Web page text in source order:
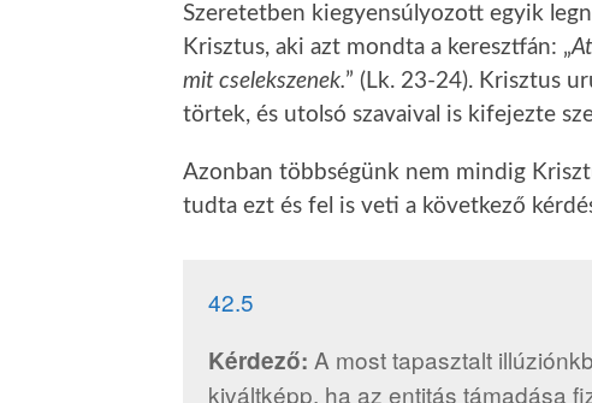
Szeretetben kiegyensúlyozott egyik
Krisztus, aki azt mondta a keresztfán: „
mit cselekszenek.” (Lk. 23-24). Krisztus
törtek, és utolsó szavaival is kifejezte
Azonban többségünk nem mindig
tudta ezt és fel is veti a következő
42.5
Kérdező: A most tapasztalt
kiváltképp, ha az entitás támadása